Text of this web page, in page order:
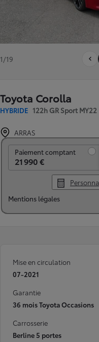
1/19
Toyota Corolla
HYBRIDE 122h GR Sport MY22
ARRAS
Paiement comptant
21 990 €
Mentions légales
Mise en circulation
07-2021
Garantie
36 mois Toyota Occasions
Carrosserie
Berline 5 portes